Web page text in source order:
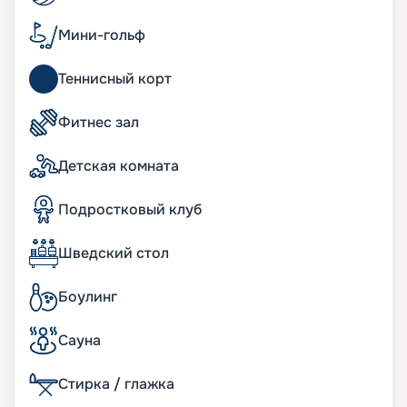
где в вашем распоряжении окажется не только
внушительное пространство на нескольких
уровнях, но также собственная приватная зона
отдыха с джакузи и масса дополнительных
преимуществ.
Развлечения на лайнере
предлагает широкий спектр развлечений на
любой вкус. Здесь имеются зоны отдыха только
для взрослых, где туристы смогут насладиться
спокойным размеренным отдыхом. В
караоке, казино.
Восемь отдельных зон дополняют Центральный
парк и «Королевский променад», где гости могут
прогуляться в окружении экзотических живых
самобытных ресторанчиков с уникальной
Мини-гольф
Теннисный корт
Фитнес зал
Детская комната
Подростковый клуб
Шведский стол
Боулинг
Сауна
Стирка / глажка